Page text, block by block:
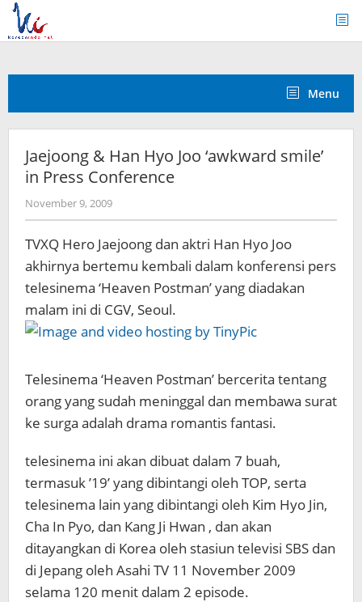
Skip
content
Menu
Jaejoong & Han Hyo Joo ‘awkward smile’
in Press Conference
November 9, 2009by
Koreanindo
TVXQ Hero Jaejoong dan aktri Han Hyo Joo
akhirnya bertemu kembali dalam konferensi pers
telesinema ‘Heaven Postman’ yang diadakan
malam ini di CGV, Seoul.
Telesinema ‘Heaven Postman’ bercerita tentang
orang yang sudah meninggal dan membawa surat
ke surga adalah drama romantis fantasi.
telesinema ini akan dibuat dalam 7 buah,
termasuk ’19’ yang dibintangi oleh TOP, serta
telesinema lain yang dibintangi oleh Kim Hyo Jin,
Cha In Pyo, dan Kang Ji Hwan , dan akan
ditayangkan di Korea oleh stasiun televisi SBS dan
di Jepang oleh Asahi TV 11 November 2009
selama 120 menit dalam 2 episode.